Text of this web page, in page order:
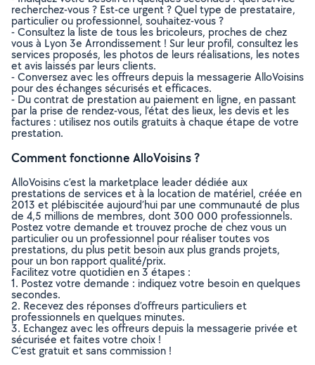
recherchez-vous ? Est-ce urgent ? Quel type de prestataire,
particulier ou professionnel, souhaitez-vous ?
- Consultez la liste de tous les bricoleurs, proches de chez
vous à Lyon 3e Arrondissement ! Sur leur profil, consultez les
services proposés, les photos de leurs réalisations, les notes
et avis laissés par leurs clients.
- Conversez avec les offreurs depuis la messagerie AlloVoisins
pour des échanges sécurisés et efficaces.
- Du contrat de prestation au paiement en ligne, en passant
par la prise de rendez-vous, l’état des lieux, les devis et les
factures : utilisez nos outils gratuits à chaque étape de votre
prestation.
Comment fonctionne AlloVoisins ?
AlloVoisins c’est la marketplace leader dédiée aux
prestations de services et à la location de matériel, créée en
2013 et plébiscitée aujourd’hui par une communauté de plus
de 4,5 millions de membres, dont 300 000 professionnels.
Postez votre demande et trouvez proche de chez vous un
particulier ou un professionnel pour réaliser toutes vos
prestations, du plus petit besoin aux plus grands projets,
pour un bon rapport qualité/prix.
Facilitez votre quotidien en 3 étapes :
1. Postez votre demande : indiquez votre besoin en quelques
secondes.
2. Recevez des réponses d’offreurs particuliers et
professionnels en quelques minutes.
3. Echangez avec les offreurs depuis la messagerie privée et
sécurisée et faites votre choix !
C’est gratuit et sans commission !